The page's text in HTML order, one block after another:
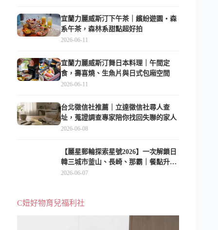
宜蘭力麗威斯汀下午茶｜繽紛遊園・森
系午茶，森林系甜點超好拍
2026-06-11
宜蘭力麗威斯汀舞日本料理｜午間定
食，壽喜燒、生魚片與日式包廂空間
2026-06-11
台北徵信社推薦｜立達徵信社尋人查
址，蒐證調查專家陪你找回失聯的家人
2026-06-08
【麗星郵輪探索星號2026】一次解鎖日
韓三城市釜山、長崎、那霸｜餐點升
級、表演更新、船上慶生超難忘
2026-06-07
C妞好物育兒福利社